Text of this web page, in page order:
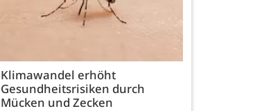
Klimawandel erhöht
Gesundheitsrisiken durch
Mücken und Zecken